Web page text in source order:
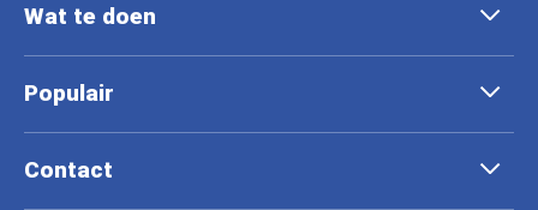
Wat te doen
Populair
Contact